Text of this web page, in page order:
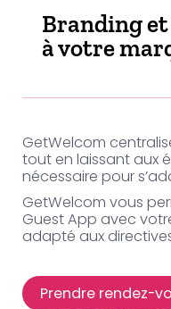
Branding
à votre
GetWelcom
tout en laissant aux
nécessaire pour
GetWelcom vous
Guest App avec
adapté aux
Prendre rendez-